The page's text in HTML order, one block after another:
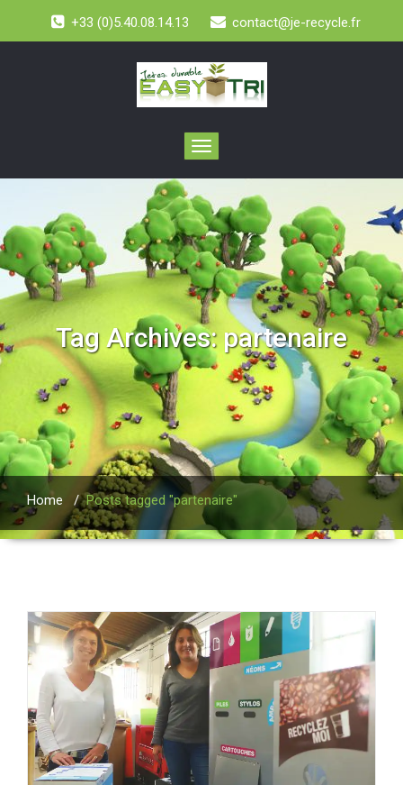
+33 (0)5.40.08.14.13 contact@je-recycle.fr
Toggle
navigation
Tag Archives: partenaire
Home /Posts tagged "partenaire"